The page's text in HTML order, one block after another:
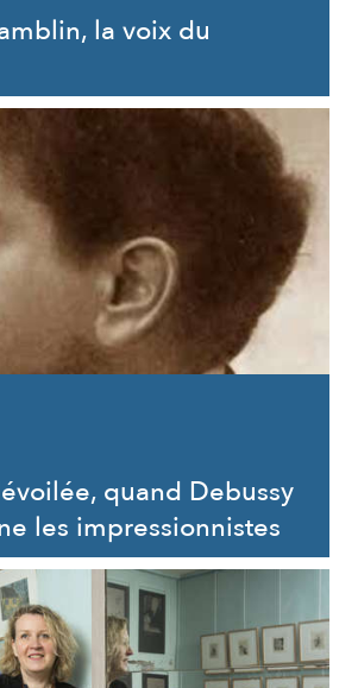
la voix du
quand Debussy
les impressionnistes